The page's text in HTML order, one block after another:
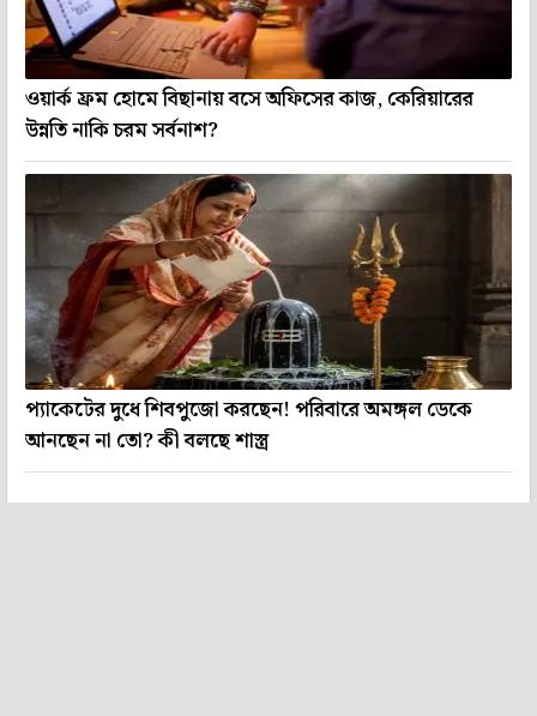
ওয়ার্ক ফ্রম হোমে বিছানায় বসে অফিসের কাজ, কেরিয়ারের
উন্নতি নাকি চরম সর্বনাশ?
প্যাকেটের দুধে শিবপুজো করছেন! পরিবারে অমঙ্গল ডেকে
আনছেন না তো? কী বলছে শাস্ত্র